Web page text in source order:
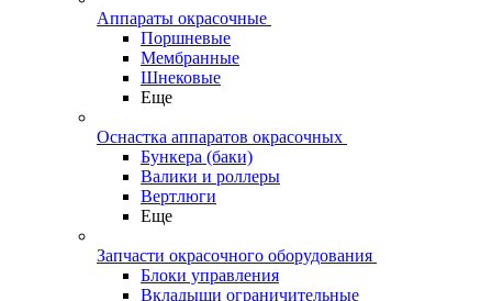
Аппараты окрасочные
Поршневые
Мембранные
Шнековые
Еще
Оснастка аппаратов окрасочных
Бункера (баки)
Валики и роллеры
Вертлюги
Еще
Запчасти окрасочного оборудования
Блоки управления
Вкладыши ограничительные